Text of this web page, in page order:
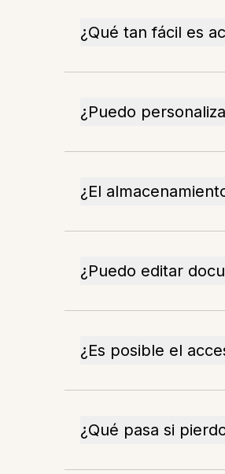
¿Qué tan fácil es
¿Puedo
¿El
¿Puedo editar
¿Es posible el
¿Qué pasa si